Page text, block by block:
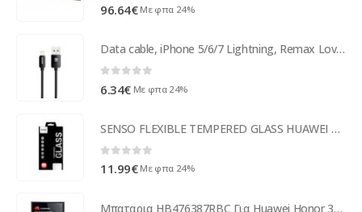
96.64€ Με φπα 24%
Data cable, iPhone 5/6/7 Lightning, Remax Lovely, 1.0m, Black - 14426
6.34€ Με φπα 24%
SENSO FLEXIBLE TEMPERED GLASS HUAWEI P10 LITE
0 out of 5
11.99€ Με φπα 24%
Μπαταρια HB476387RBC Για Huawei Honor 3X G750 Bulk OR